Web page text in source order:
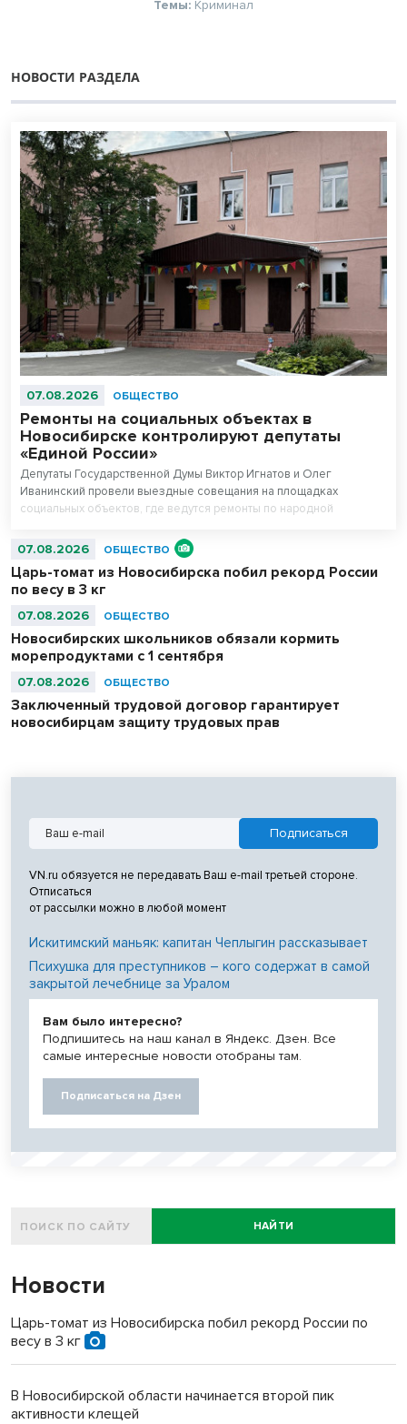
Темы: Криминал
НОВОСТИ РАЗДЕЛА
07.08.2026 ОБЩЕСТВО
Ремонты на социальных объектах в
Новосибирске контролируют депутаты
«Единой России»
Депутаты Государственной Думы Виктор Игнатов и Олег
Иванинский провели выездные совещания на площадках
социальных объектов, где ведутся ремонты по народной
07.08.2026 ОБЩЕСТВО
Царь-томат из Новосибирска побил рекорд России
по весу в 3 кг
07.08.2026 ОБЩЕСТВО
Новосибирских школьников обязали кормить
морепродуктами с 1 сентября
07.08.2026 ОБЩЕСТВО
Заключенный трудовой договор гарантирует
новосибирцам защиту трудовых прав
VN.ru обязуется не передавать Ваш e-mail третьей стороне.
Отписаться
от рассылки можно в любой момент
Искитимский маньяк: капитан Чеплыгин рассказывает
Психушка для преступников – кого содержат в самой
закрытой лечебнице за Уралом
Вам было интересно?
Подпишитесь на наш канал в Яндекс. Дзен. Все
самые интересные новости отобраны там.
Подписаться на Дзен
НАЙТИ
Новости
Царь-томат из Новосибирска побил рекорд России по
весу в 3 кг
В Новосибирской области начинается второй пик
активности клещей